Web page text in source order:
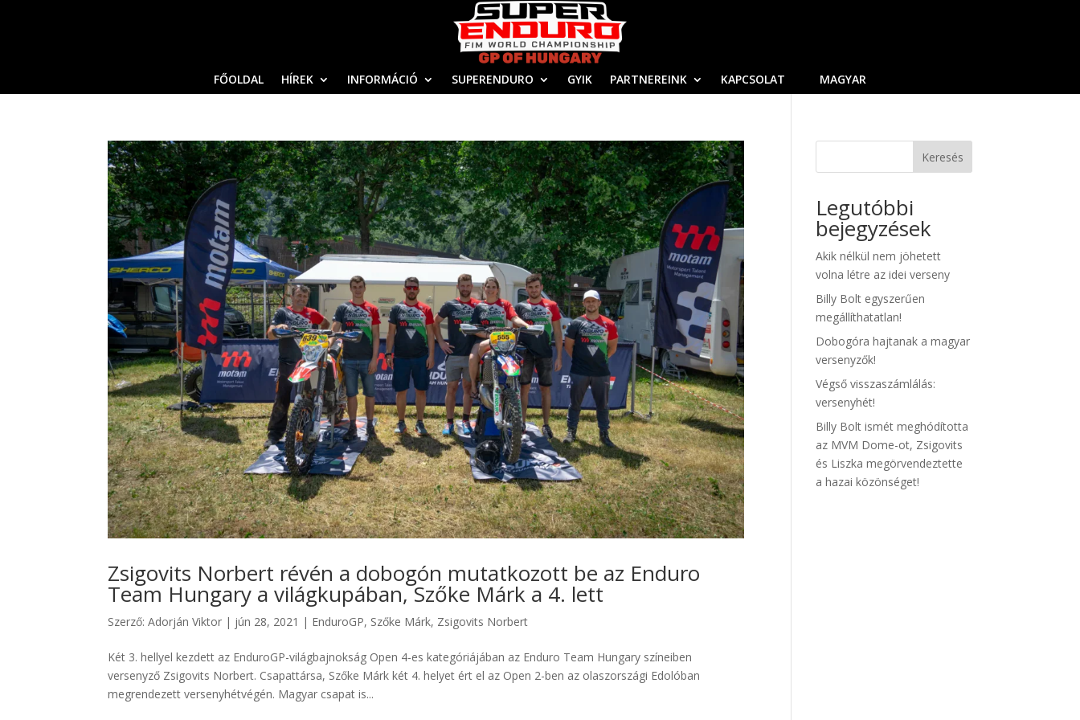
FŐOLDAL HÍREK INFORMÁCIÓ SUPERENDURO GYIK PARTNEREINK KAPCSOLAT MAGYAR
Zsigovits Norbert révén a dobogón mutatkozott be az Enduro
Team Hungary a világkupában, Szőke Márk a 4. lett
Szerző:Adorján Viktor | jún 28, 2021 | EnduroGP, Szőke Márk, Zsigovits Norbert
Két 3. hellyel kezdett az EnduroGP-világbajnokság Open 4-es kategóriájában az Enduro Team Hungary színeiben
versenyző Zsigovits Norbert. Csapattársa, Szőke Márk két 4. helyet ért el az Open 2-ben az olaszországi Edolóban
megrendezett versenyhétvégén. Magyar csapat is...
Keresés
Legutóbbi
bejegyzések
Akik nélkül nem jöhetett
volna létre az idei verseny
Billy Bolt egyszerűen
megállíthatatlan!
Dobogóra hajtanak a magyar
versenyzők!
Végső visszaszámlálás:
versenyhét!
Billy Bolt ismét meghódította
az MVM Dome-ot, Zsigovits
és Liszka megörvendeztette
a hazai közönséget!